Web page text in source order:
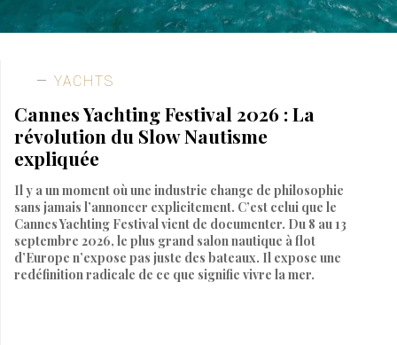
YACHTS
Cannes Yachting Festival 2026 : La
révolution du Slow Nautisme
expliquée
Il y a un moment où une industrie change de philosophie
sans jamais l’annoncer explicitement. C’est celui que le
Cannes Yachting Festival vient de documenter. Du 8 au 13
septembre 2026, le plus grand salon nautique à flot
d’Europe n’expose pas juste des bateaux. Il expose une
redéfinition radicale de ce que signifie vivre la mer.